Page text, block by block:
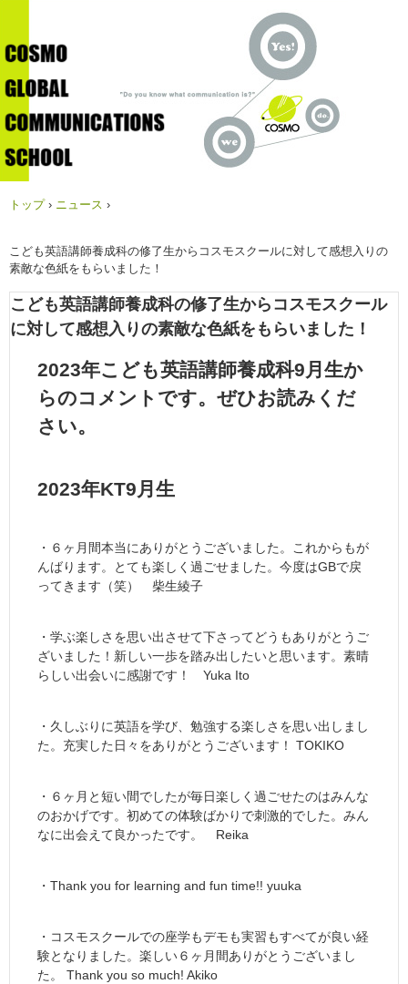
トップ › ニュース ›
こども英語講師養成科の修了生からコスモスクールに対して感想入りの
素敵な色紙をもらいました！
こども英語講師養成科の修了生からコスモスクール
に対して感想入りの素敵な色紙をもらいました！
2023年こども英語講師養成科9月生か
らのコメントです。ぜひお読みくだ
さい。
2023年KT9月生
・６ヶ月間本当にありがとうございました。これからもが
んばります。とても楽しく過ごせました。今度はGBで戻
ってきます（笑） 柴生綾子
・学ぶ楽しさを思い出させて下さってどうもありがとうご
ざいました！新しい一歩を踏み出したいと思います。素晴
らしい出会いに感謝です！ Yuka Ito
・久しぶりに英語を学び、勉強する楽しさを思い出しまし
た。充実した日々をありがとうございます！ TOKIKO
・６ヶ月と短い間でしたが毎日楽しく過ごせたのはみんな
のおかげです。初めての体験ばかりで刺激的でした。みん
なに出会えて良かったです。 Reika
・Thank you for learning and fun time!! yuuka
・コスモスクールでの座学もデモも実習もすべてが良い経
験となりました。楽しい６ヶ月間ありがとうございまし
た。 Thank you so much! Akiko